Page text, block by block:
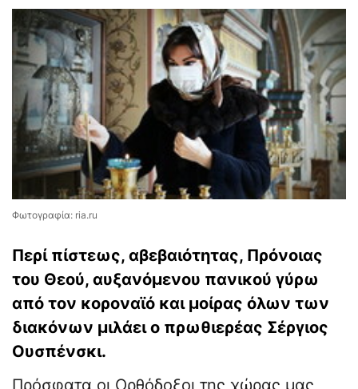
Φωτογραφία: ria.ru
Περί πίστεως, αβεβαιότητας, Πρόνοιας
του Θεού, αυξανόμενου πανικού γύρω
από τον κοροναϊό και μοίρας όλων των
διακόνων μιλάει ο πρωθιερέας Σέργιος
Ουσπένσκι.